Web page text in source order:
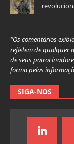
“Os comentários
refletem de qualquer
de seus
forma pelas
SIGA-NOS